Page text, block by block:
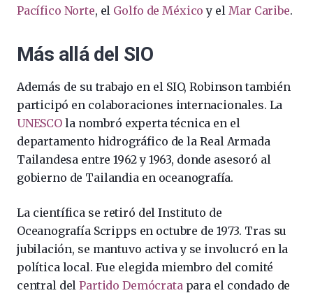
Pacífico Norte, el Golfo de México y el Mar Caribe.
Más allá del SIO
Además de su trabajo en el SIO, Robinson también
participó en colaboraciones internacionales. La
UNESCOla nombró experta técnica en el
departamento hidrográfico de la Real Armada
Tailandesa entre 1962 y 1963, donde asesoró al
gobierno de Tailandia en oceanografía.
La científica se retiró del Instituto de
Oceanografía Scripps en octubre de 1973. Tras su
jubilación, se mantuvo activa y se involucró en la
política local. Fue elegida miembro del comité
central delPartido Demócrata para el condado de